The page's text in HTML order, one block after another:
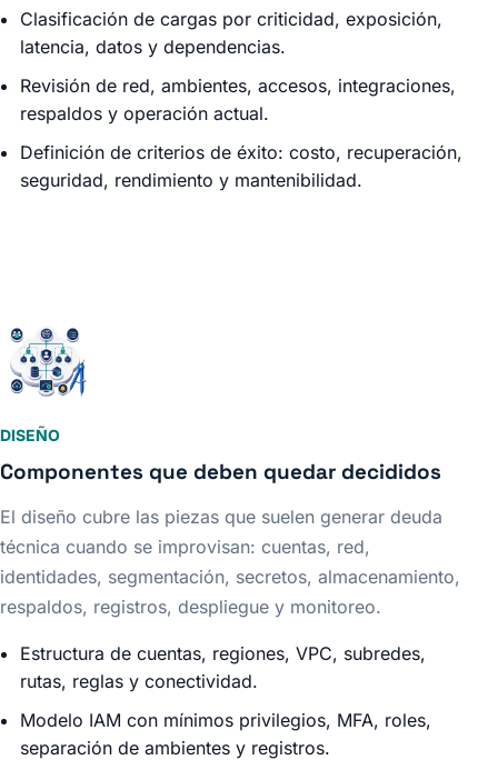
Clasificación de cargas por criticidad, exposición,
latencia, datos y dependencias.
Revisión de red, ambientes, accesos, integraciones,
respaldos y operación actual.
Definición de criterios de éxito: costo, recuperación,
seguridad, rendimiento y mantenibilidad.
DISEÑO
Componentes que deben quedar decididos
El diseño cubre las piezas que suelen generar deuda
técnica cuando se improvisan: cuentas, red,
identidades, segmentación, secretos, almacenamiento,
respaldos, registros, despliegue y monitoreo.
Estructura de cuentas, regiones, VPC, subredes,
rutas, reglas y conectividad.
Modelo IAM con mínimos privilegios, MFA, roles,
separación de ambientes y registros.